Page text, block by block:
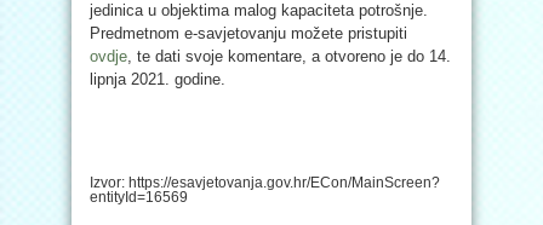
jedinica u objektima malog kapaciteta potrošnje.
Predmetnom e-savjetovanju možete pristupiti
ovdje, te dati svoje komentare, a otvoreno je do 14.
lipnja 2021. godine.
Izvor: https://esavjetovanja.gov.hr/ECon/MainScreen?
entityId=16569